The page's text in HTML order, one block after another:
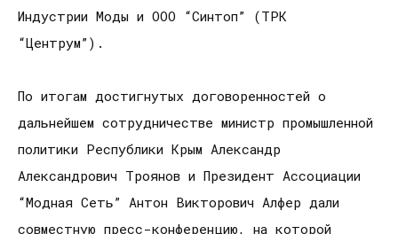
Индустрии Моды и ООО “Синтоп” (ТРК
“Центрум”).
По итогам достигнутых договоренностей о
дальнейшем сотрудничестве министр промышленной
политики Республики Крым Александр
Александрович Троянов и Президент Ассоциации
“Модная Сеть” Антон Викторович Алфер дали
совместную пресс-конференцию, на которой